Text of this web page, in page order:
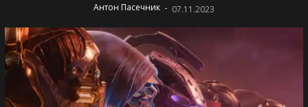
Антон Пасечник - 07.11.2023